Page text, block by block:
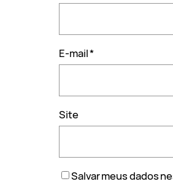
E-mail*
Site
Salvar meus dados